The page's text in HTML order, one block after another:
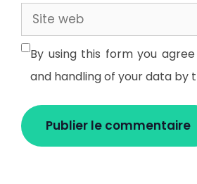
Site
web
By using this form you
and handling of your data by